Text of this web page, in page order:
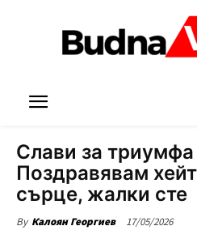
Слави за
Поздравявам
сърце, жалки сте
By Калоян Георгиев 17/05/2026